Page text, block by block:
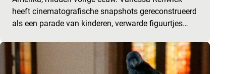
heeft cinematografische snapshots gereconstrueerd
als een parade van kinderen, verwarde figuurtjes…